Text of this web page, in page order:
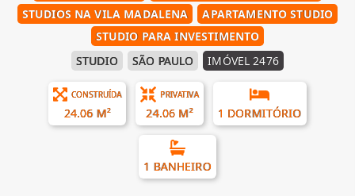
STUDIOS NA VILA MADALENA
APARTAMENTO STUDIO
STUDIO PARA INVESTIMENTO
STUDIO
SÃO PAULO IMÓVEL 2476
CONSTRUÍDA
24.06 M²
PRIVATIVA
24.06 M² 1 DORMITÓRIO
1 BANHEIRO